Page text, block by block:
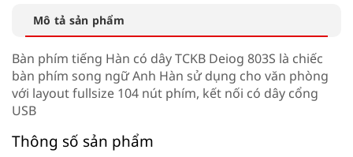
Mô tả sản phẩm
Bàn phím tiếng Hàn có dây TCKB Deiog 803S là chiếc
bàn phím song ngữ Anh Hàn sử dụng cho văn phòng
với layout fullsize 104 nút phím, kết nối có dây cổng
USB
Thông số sản phẩm